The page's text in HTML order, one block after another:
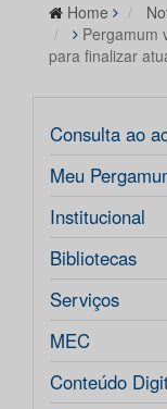
Home
Pergamum
para finalizar
Consulta ao
Meu
Institucional
Bibliotecas
Serviços
MEC
Conteúdo